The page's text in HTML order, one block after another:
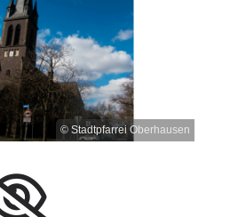
© Stadtpfarrei Oberhausen